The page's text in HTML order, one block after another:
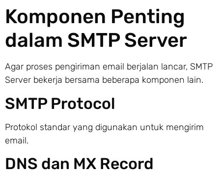
Komponen Penting
dalam SMTP Server
Agar proses pengiriman email berjalan lancar, SMTP
Server bekerja bersama beberapa komponen lain.
SMTP Protocol
Protokol standar yang digunakan untuk mengirim
email.
DNS dan MX Record